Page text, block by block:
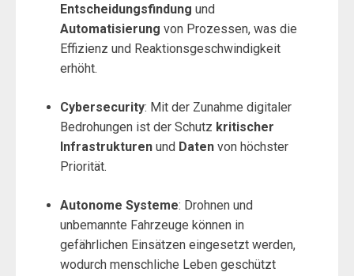
Entscheidungsfindung und
Automatisierung von Prozessen, was die
Effizienz und Reaktionsgeschwindigkeit
erhöht.
Cybersecurity: Mit der Zunahme digitaler
Bedrohungen ist der Schutz kritischer
Infrastrukturenund Datenvon höchster
Priorität.
Autonome Systeme: Drohnen und
unbemannte Fahrzeuge können in
gefährlichen Einsätzen eingesetzt werden,
wodurch menschliche Leben geschützt